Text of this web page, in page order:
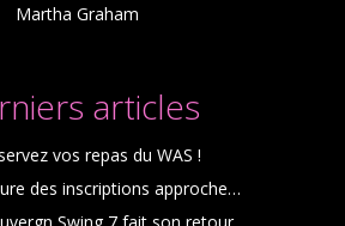
Martha Graham
articles
vos repas du WAS !
des inscriptions approche…